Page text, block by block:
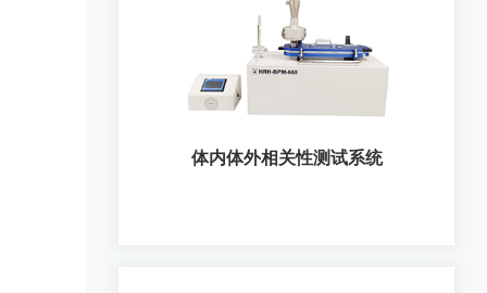
自动洗药装置
体内体外相关性测试系统